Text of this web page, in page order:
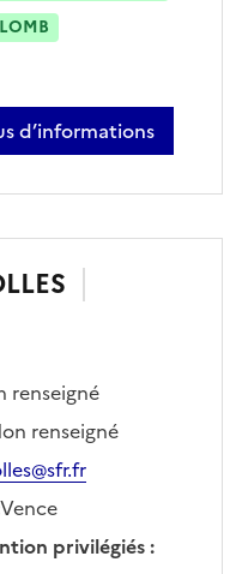
d’informations
bardou
renseigné
renseigné
Vence
privilégiés: